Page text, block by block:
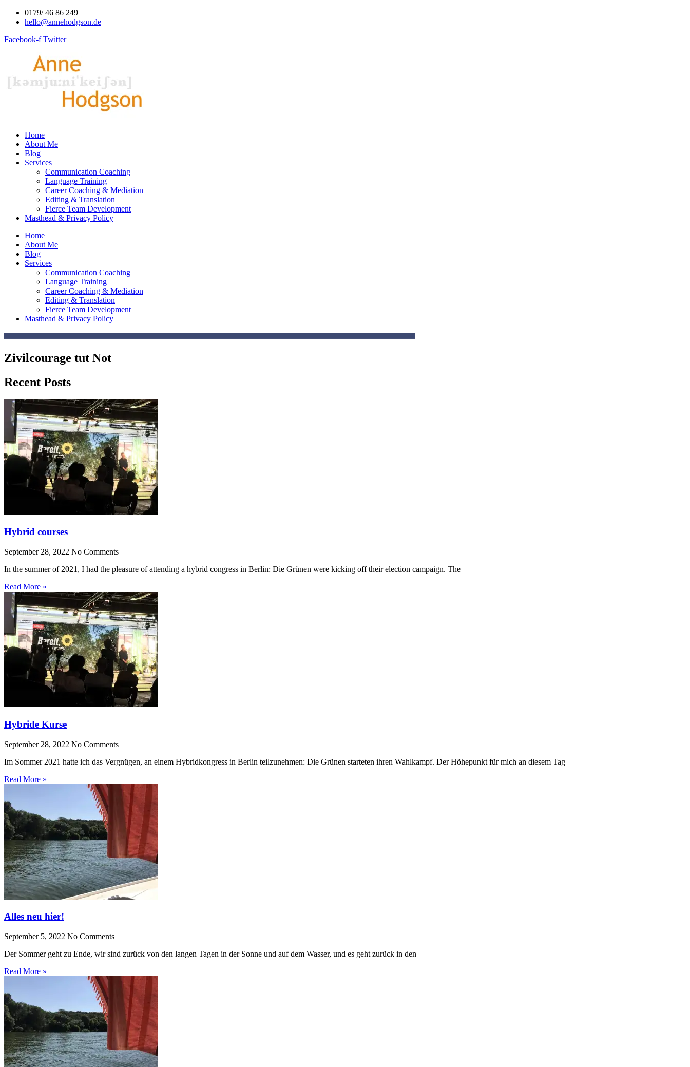
Skip
0179/ 46 86 249
hello@annehodgson.de
Facebook-f Twitter
Home
About Me
Blog
Services
Communication Coaching
Language Training
Career Coaching & Mediation
Editing & Translation
Fierce Team Development
Masthead & Privacy Policy
Home
About Me
Blog
Services
Communication Coaching
Language Training
Career Coaching & Mediation
Editing & Translation
Fierce Team Development
Masthead & Privacy Policy
Zivilcourage tut Not
Recent Posts
Hybrid courses
September 28, 2022 No Comments
In the summer of 2021, I had the pleasure of attending a hybrid congress in Berlin: Die Grünen were kicking off their election campaign. The
Read More »
Hybride Kurse
September 28, 2022 No Comments
Im Sommer 2021 hatte ich das Vergnügen, an einem Hybridkongress in Berlin teilzunehmen: Die Grünen starteten ihren Wahlkampf. Der Höhepunkt für mich an diesem Tag
Read More »
Alles neu hier!
September 5, 2022 No Comments
Der Sommer geht zu Ende, wir sind zurück von den langen Tagen in der Sonne und auf dem Wasser, und es geht zurück in den
Read More »